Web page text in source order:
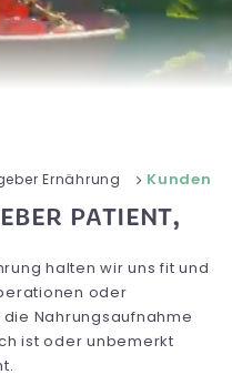
Ernährung
PATIENT,
halten wir uns fit und
oder
Nahrungsaufnahme
ist oder unbemerkt